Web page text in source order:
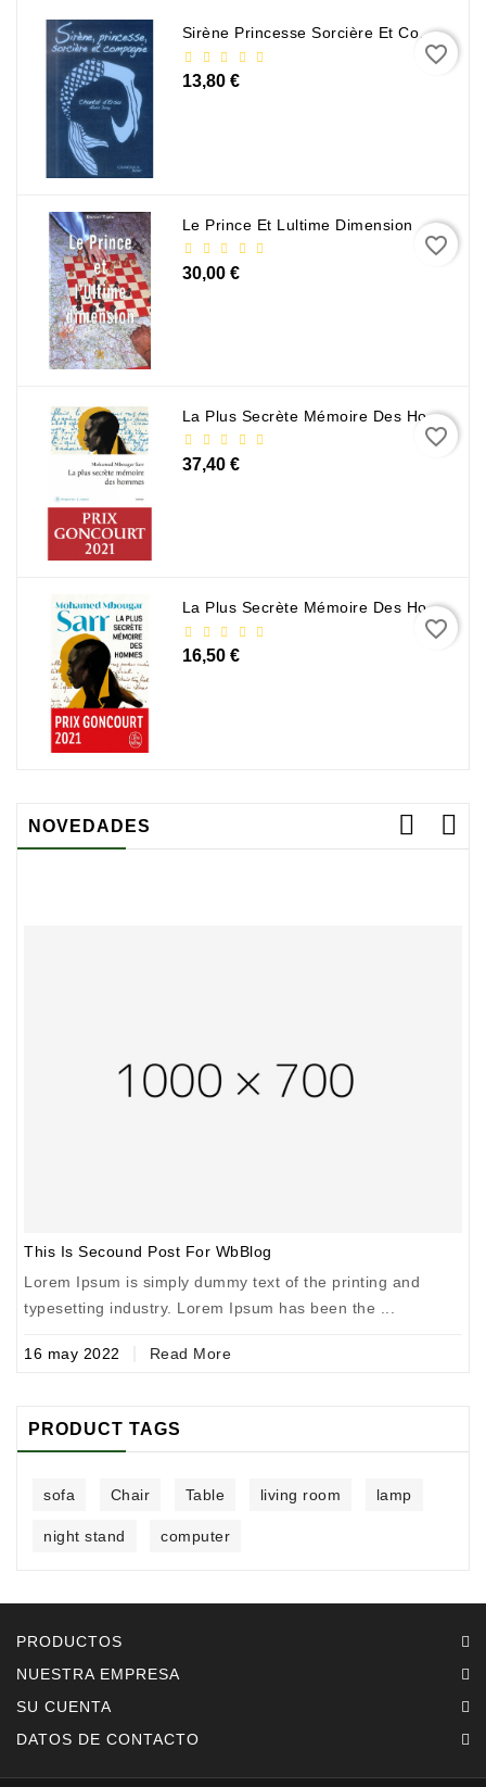
Sirène Princesse Sorcière Et Compagnie
13,80 €
favorite_border
Le Prince Et Lultime Dimension
30,00 €
favorite_border
La Plus Secrète Mémoire Des Hommes - Mohamed Mbougar Sarr
37,40 €
favorite_border
La Plus Secrète Mémoire Des Hommes - Mohamed Mbougar Sarr
16,50 €
favorite_border
NOVEDADES
This Is Secound Post For WbBlog
Lorem Ipsum is simply dummy text of the printing and
typesetting industry. Lorem Ipsum has been the ...
16 may 2022 Read More
PRODUCT TAGS
sofa Chair Table living room lamp
night stand computer
PRODUCTOS
NUESTRA EMPRESA
SU CUENTA
DATOS DE CONTACTO